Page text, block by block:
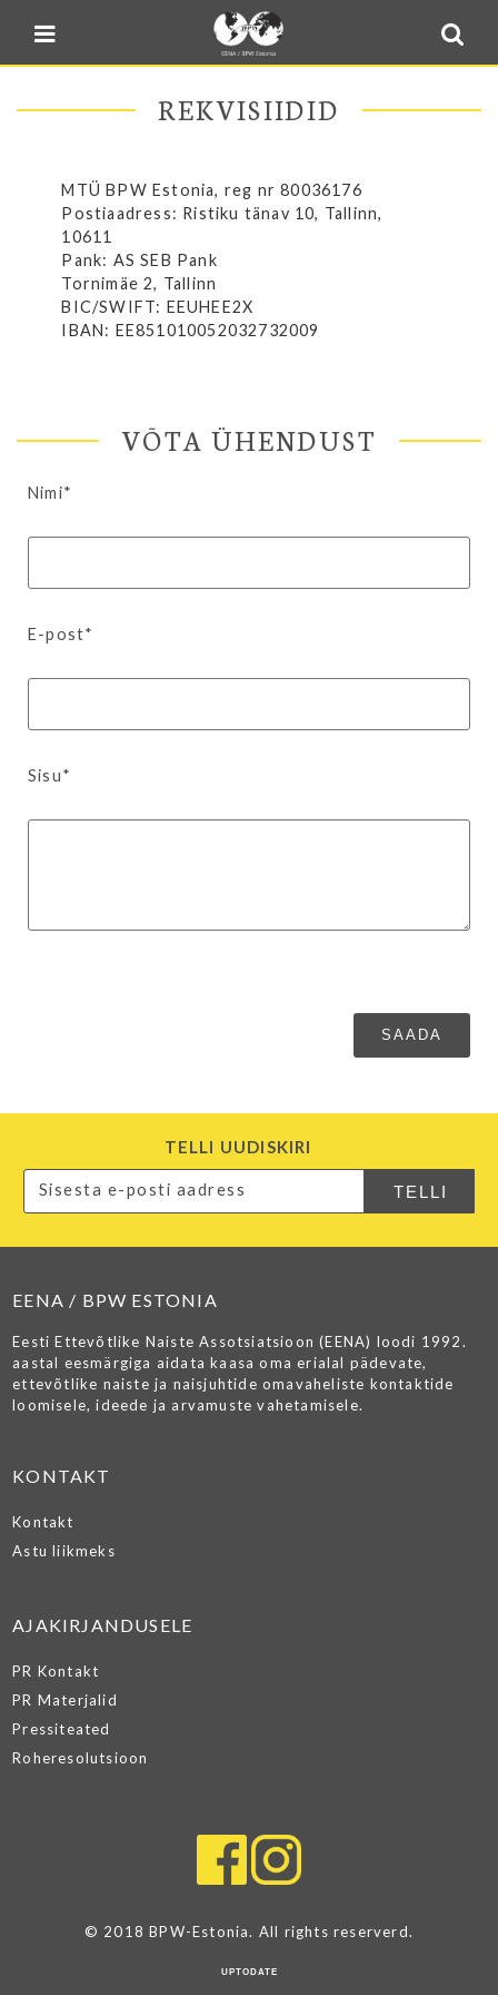
Sulge menüü
Blogi
E-pood
Kontakt
In English
REKVISIIDID
MTÜ BPW Estonia, reg nr 80036176
Postiaadress: Ristiku tänav 10, Tallinn,
10611
Pank: AS SEB Pank
Tornimäe 2, Tallinn
BIC/SWIFT: EEUHEE2X
IBAN: EE851010052032732009
VÕTA ÜHENDUST
Nimi*
E-post*
Sisu*
TELLI UUDISKIRI
EENA / BPW ESTONIA
Eesti Ettevõtlike Naiste Assotsiatsioon (EENA) loodi 1992.
aastal eesmärgiga aidata kaasa oma erialal pädevate,
ettevõtlike naiste ja naisjuhtide omavaheliste kontaktide
loomisele, ideede ja arvamuste vahetamisele.
KONTAKT
Kontakt
Astu liikmeks
AJAKIRJANDUSELE
PR Kontakt
PR Materjalid
Pressiteated
Roheresolutsioon
© 2018 BPW-Estonia. All rights reserverd.
UPTODATE